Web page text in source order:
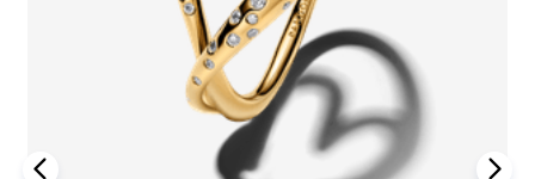
Saiba mais sobre as condições de garantia e veja todos os
detalhes na nossa seção de FAQ.